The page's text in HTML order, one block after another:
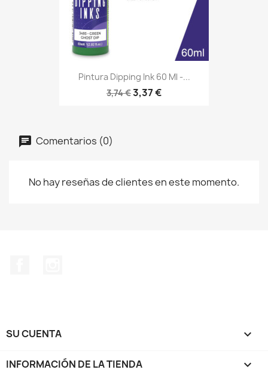
Pintura Dipping Ink 60 Ml -...
3,74 €3,37 €
Comentarios (0)
No hay reseñas de clientes en este momento.
SU CUENTA 
INFORMACIÓN DE LA TIENDA keyboard_arrow_down